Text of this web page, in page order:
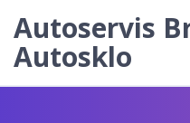
Autoservis
Autosklo